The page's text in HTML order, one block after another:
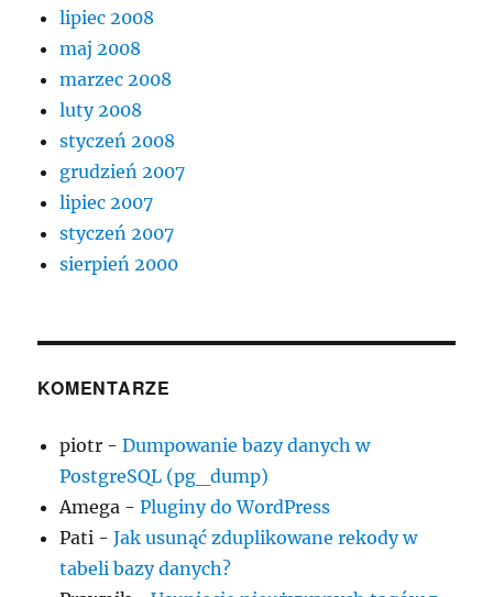
lipiec 2008
maj 2008
marzec 2008
luty 2008
styczeń 2008
grudzień 2007
lipiec 2007
styczeń 2007
sierpień 2000
KOMENTARZE
piotr -Dumpowanie bazy danych w
PostgreSQL (pg_dump)
Amega -Pluginy do WordPress
Pati -Jak usunąć zduplikowane rekody w
tabeli bazy danych?